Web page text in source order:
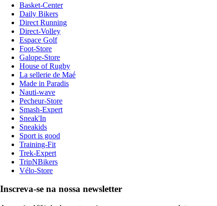
Basket-Center
Daily Bikers
Direct Running
Direct-Volley
Espace Golf
Foot-Store
Galope-Store
House of Rugby
La sellerie de Maé
Made in Paradis
Nauti-wave
Pecheur-Store
Smash-Expert
Sneak'In
Sneakids
Sport is good
Training-Fit
Trek-Expert
TripNBikers
Vélo-Store
Inscreva-se na nossa newsletter